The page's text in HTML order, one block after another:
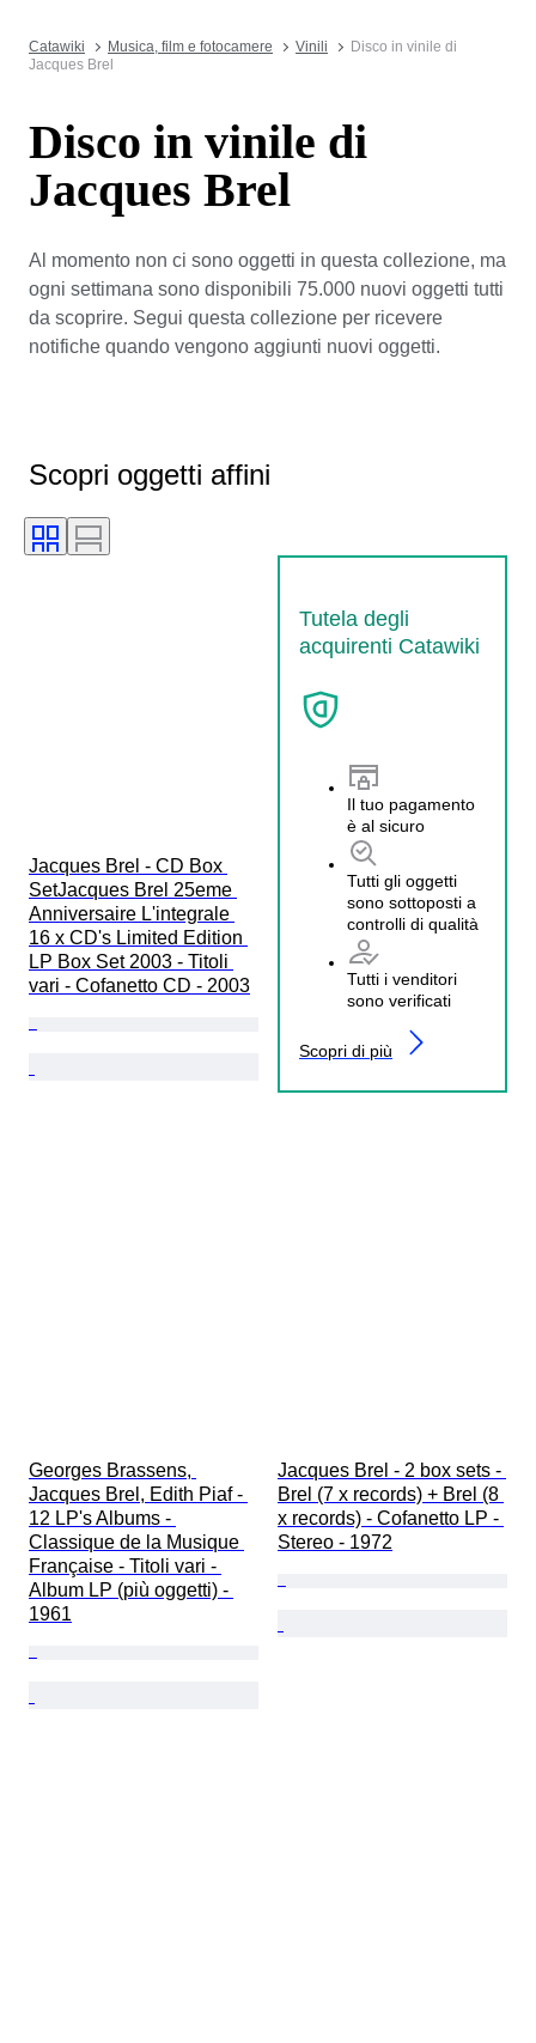
Catawiki Musica, film e fotocamere Vinili
Disco in vinile di
Jacques Brel
Disco in vinile di
Jacques Brel
Al momento non ci sono oggetti in questa collezione, ma
ogni settimana sono disponibili 75.000 nuovi oggetti tutti
da scoprire. Segui questa collezione per ricevere
notifiche quando vengono aggiunti nuovi oggetti.
Scopri oggetti affini
Tutela degli
acquirenti Catawiki
Il tuo pagamento
è al sicuro
Tutti gli oggetti
sono sottoposti a
controlli di qualità
Tutti i venditori
sono verificati
Scopri di più
Jacques Brel - CD Box
SetJacques Brel 25eme
Anniversaire L'integrale
16 x CD's Limited Edition
LP Box Set 2003 - Titoli
vari - Cofanetto CD - 2003
Georges Brassens,
Jacques Brel, Edith Piaf -
12 LP's Albums -
Classique de la Musique
Française - Titoli vari -
Album LP (più oggetti) -
1961
Jacques Brel - 2 box sets -
Brel (7 x records) + Brel (8
x records) - Cofanetto LP -
Stereo - 1972